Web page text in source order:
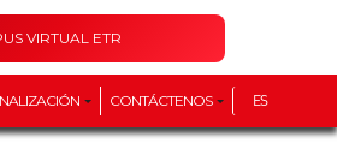
VIRTUAL ETR
CONTÁCTENOS ES